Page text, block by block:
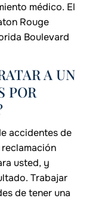
médico. El
Rouge
Boulevard
A UN
POR
accidentes de
usted, y
Trabajar
de tener una